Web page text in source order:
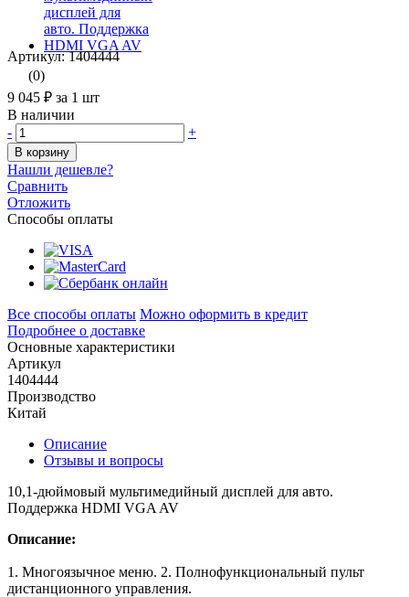
Артикул: 1404444
(0)
9 045 ₽ за 1 шт
В наличии
-
+
В корзину
Нашли дешевле?
Сравнить
Отложить
Способы оплаты
Все способы оплаты Можно оформить в кредит
Подробнее о доставке
Основные характеристики
Артикул
1404444
Производство
Китай
Описание
Отзывы и вопросы
10,1-дюймовый мультимедийный дисплей для авто.
Поддержка HDMI VGA AV
Описание:
1. Многоязычное меню. 2. Полнофункциональный пульт
дистанционного управления.